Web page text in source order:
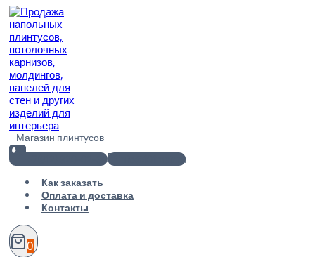
Перейти
содержимому
Магазин плинтусов
+7(812) 920-02-38
info@101metr.ru
Как заказать
Оплата и доставка
Контакты
0